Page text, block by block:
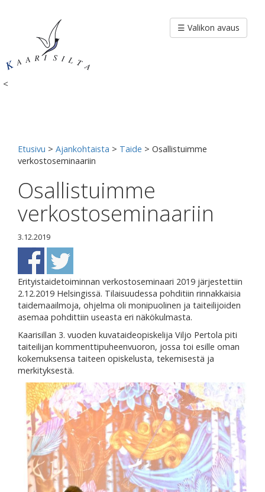
<
☰ Valikon avaus
Etusivu > Ajankohtaista > Taide > Osallistuimme
verkostoseminaariin
Osallistuimme
verkostoseminaariin
3.12.2019
Erityistaidetoiminnan verkostoseminaari 2019 järjestettiin
2.12.2019 Helsingissä. Tilaisuudessa pohditiin rinnakkaisia
taidemaailmoja, ohjelma oli monipuolinen ja taiteilijoiden
asemaa pohdittiin useasta eri näkökulmasta.
Kaarisillan 3. vuoden kuvataideopiskelija Viljo Pertola piti
taiteilijan kommenttipuheenvuoron, jossa toi esille oman
kokemuksensa taiteen opiskelusta, tekemisestä ja
merkityksestä.